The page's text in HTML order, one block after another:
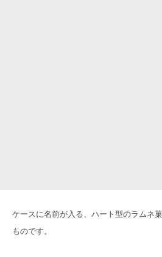
ケースに名前が入る、ハート型のラムネ
ものです。